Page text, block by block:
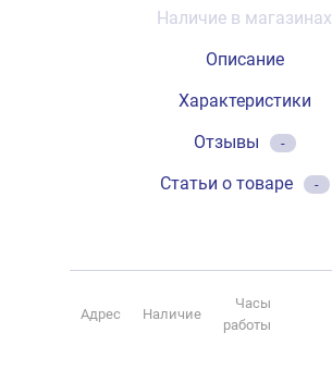
Наличие в магазинах
Описание
Характеристики
Отзывы
-
Статьи о товаре -
Адрес Наличие
Часы
работы